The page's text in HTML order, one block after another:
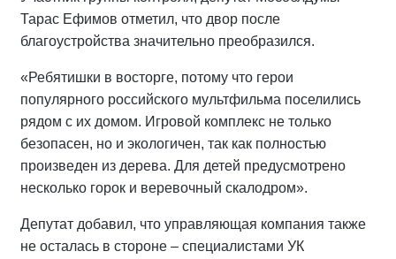
Тарас Ефимов отметил, что двор после
благоустройства значительно преобразился.
«Ребятишки в восторге, потому что герои
популярного российского мультфильма поселились
рядом с их домом. Игровой комплекс не только
безопасен, но и экологичен, так как полностью
произведен из дерева. Для детей предусмотрено
несколько горок и веревочный скалодром».
Депутат добавил, что управляющая компания также
не осталась в стороне – специалистами УК